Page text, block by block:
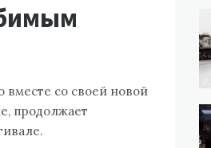
вместе со своей новой
продолжает